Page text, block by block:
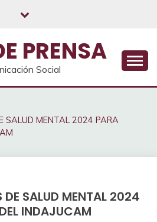
PRENSA
Social
SALUD MENTAL 2024 PARA
DE SALUD MENTAL 2024
INDAJUCAM